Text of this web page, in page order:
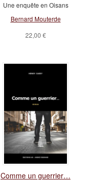
Une enquête en Oisans
Bernard Mouterde
22,00 €
Comme un guerrier…